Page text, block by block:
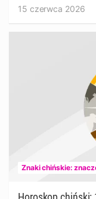
15 czerwca 2026
Znaki chińskie: